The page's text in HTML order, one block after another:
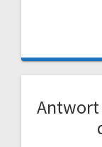
Antwort